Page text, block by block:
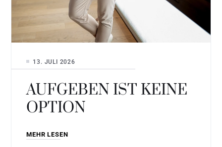
AUFGEBEN IST KEINE
OPTION
13. JULI 2026
MEHR LESEN